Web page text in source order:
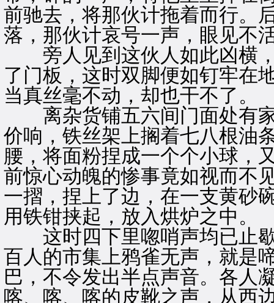
前驰去，将那伙计拖着而行。
落，那伙计哀号一声，眼见不
旁人见到这伙人如此凶横，
了门板，这时双脚便如钉牢在
当真丝毫不动，却也干不了。
离杂货铺五六间门面处有家
价响，铁丝架上搁着七八根油
腰，将面粉捏成一个个小球，
前惊心动魄的惨事竟如视而不
一摺，捏上了边，在一支黄砂
用铁钳挟起，放入烘炉之中。
这时四下里唿哨声均已止歇
百人的市集上鸦雀无声，就是
巴，不令发出半点声音。各人
喀、喀、喀的皮靴之声，从西